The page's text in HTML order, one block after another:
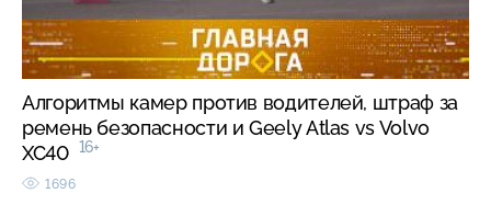
Алгоритмы камер против водителей, штраф за
ремень безопасности и Geely Atlas vs Volvo
XC40 16+
1696